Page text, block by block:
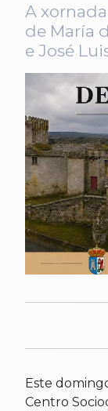
A
de María
e José
Este
Centro